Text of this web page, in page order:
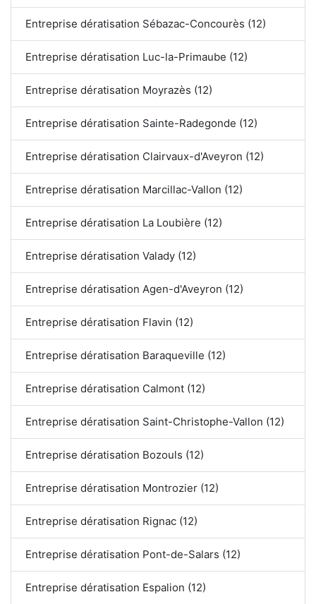
Entreprise dératisation Sébazac-Concourès (12)
Entreprise dératisation Luc-la-Primaube (12)
Entreprise dératisation Moyrazès (12)
Entreprise dératisation Sainte-Radegonde (12)
Entreprise dératisation Clairvaux-d'Aveyron (12)
Entreprise dératisation Marcillac-Vallon (12)
Entreprise dératisation La Loubière (12)
Entreprise dératisation Valady (12)
Entreprise dératisation Agen-d'Aveyron (12)
Entreprise dératisation Flavin (12)
Entreprise dératisation Baraqueville (12)
Entreprise dératisation Calmont (12)
Entreprise dératisation Saint-Christophe-Vallon (12)
Entreprise dératisation Bozouls (12)
Entreprise dératisation Montrozier (12)
Entreprise dératisation Rignac (12)
Entreprise dératisation Pont-de-Salars (12)
Entreprise dératisation Espalion (12)